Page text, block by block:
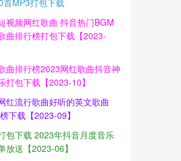
首MP3打包下载
视频网红歌曲 抖音热门BGM
曲排行榜打包下载【2023-
曲排行榜2023网红歌曲抖音神
打包下载【2023-10】
红流行歌曲好听的英文歌曲
下载【2023-09】
包下载 2023年抖音月度音乐
放送【2023-06】